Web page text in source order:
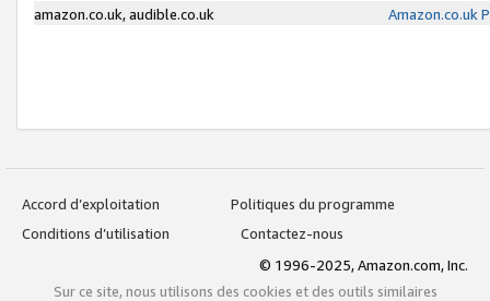
amazon.co.uk, audible.co.uk
Amazon.co.uk
Accord d’exploitation
Politiques du programme
Conditions d’utilisation
Contactez-nous
© 1996-2025, Amazon.com, Inc.
Sur ce site, nous utilisons des cookies et des outils similaires